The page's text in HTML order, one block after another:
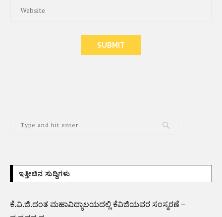
ಇತ್ತೀಚಿನ ಸುದ್ದಿಗಳು
ಕೆ.ವಿ.ಜಿ.ದಂತ ಮಹಾವಿದ್ಯಾಲಯದಲ್ಲಿ ಕೆವಿಜಿಯವರ ಸಂಸ್ಮರಣೆ –